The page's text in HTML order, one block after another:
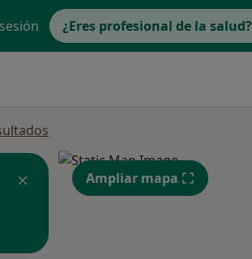
¿Eres profesional de la salud?
Ampliar mapa